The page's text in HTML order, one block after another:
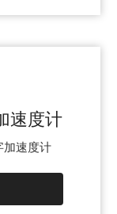
速度计
加速度计